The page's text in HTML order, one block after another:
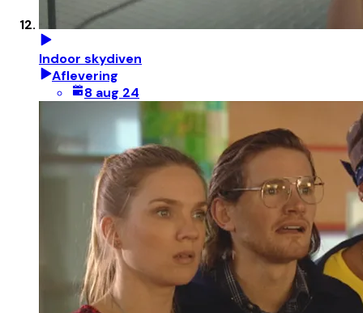
Indoor skydiven
Aflevering
8 aug 24